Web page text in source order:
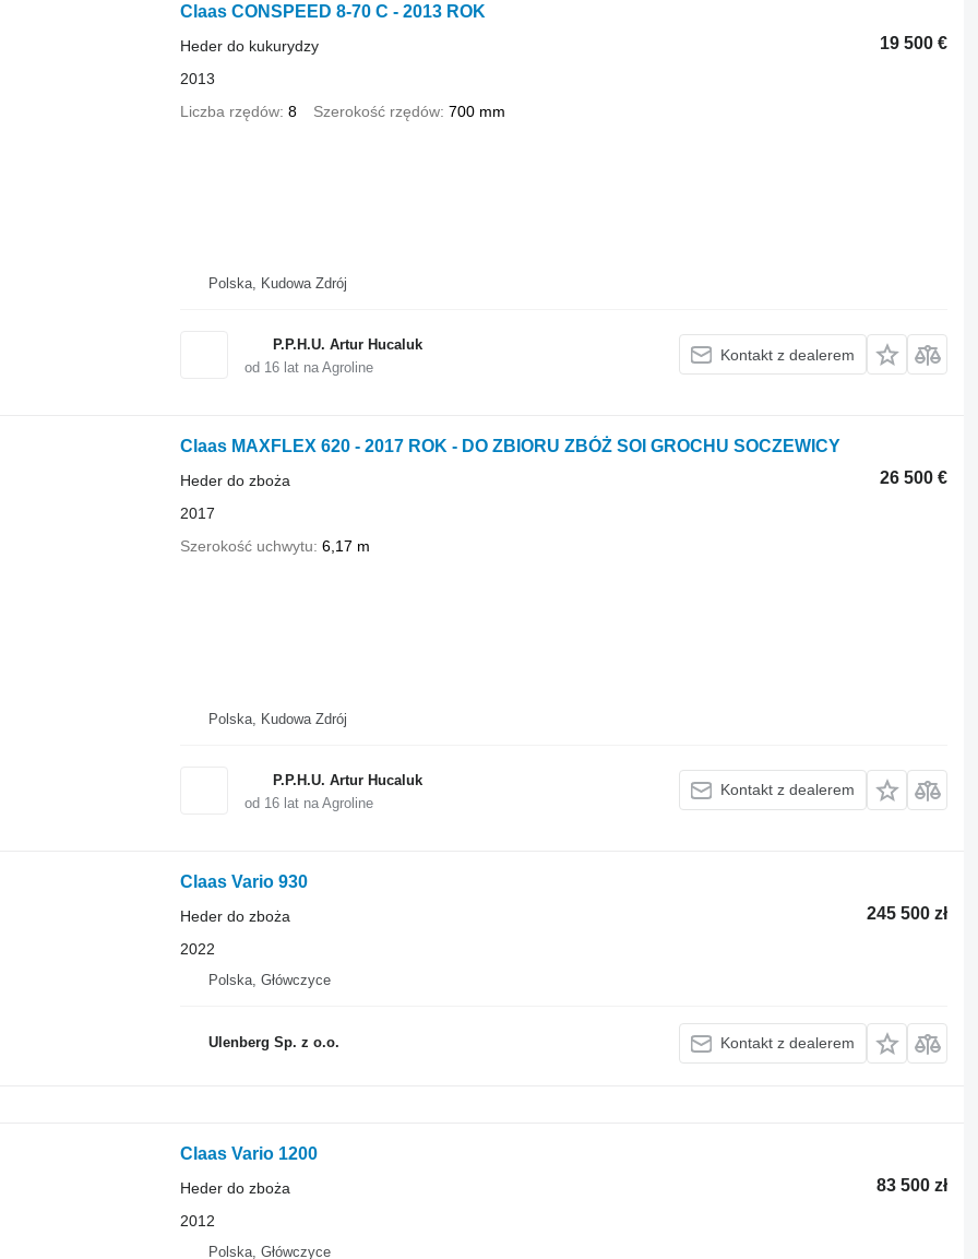
Claas CONSPEED 8-70 C - 2013 ROK
19 500 €
Heder do kukurydzy
2013
Liczba rzędów 8 Szerokość rzędów 700 mm
Polska, Kudowa Zdrój
P.P.H.U. Artur Hucaluk
od 16lat na Agroline
Kontakt z dealerem
Claas MAXFLEX 620 - 2017 ROK - DO ZBIORU ZBÓŻ SOI GROCHU SOCZEWICY
26 500 €
Heder do zboża
2017
Szerokość uchwytu 6,17 m
Polska, Kudowa Zdrój
P.P.H.U. Artur Hucaluk
od 16lat na Agroline
Kontakt z dealerem
Claas Vario 930
245 500 zł
Heder do zboża
2022
Polska, Główczyce
Ulenberg Sp. z o.o. Kontakt z dealerem
Claas Vario 1200
83 500 zł
Heder do zboża
2012
Polska, Główczyce